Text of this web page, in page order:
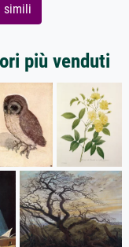
simili
più venduti